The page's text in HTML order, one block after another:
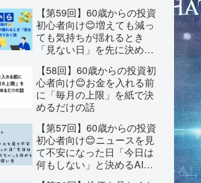
【第59回】60歳からの投資
初心者向け😊増えても減っ
ても気持ちが揺れるとき
「見ない日」を先に決めて
【58回】60歳からの投資初
心者向け😊お金を入れる前
に「毎月の上限」を紙で決
めるだけの話
【第57回】60歳からの投資
初心者向け😊ニュースを見
て不安になった日「今日は
何もしない」と決めるAIの